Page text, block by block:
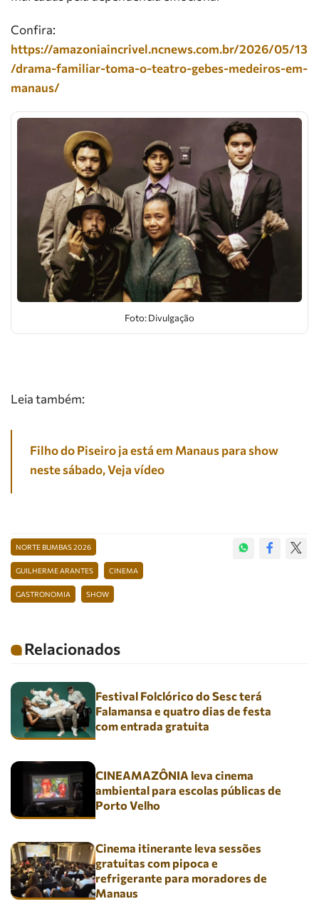
Confira:
https://amazoniaincrivel.ncnews.com.br/2026/05/13
/drama-familiar-toma-o-teatro-gebes-medeiros-em-
manaus/
Foto: Divulgação
Leia também:
Filho do Piseiro ja está em Manaus para show
neste sábado, Veja vídeo
NORTE BUMBAS 2026
GUILHERME ARANTES CINEMA
GASTRONOMIA SHOW
Relacionados
Festival Folclórico do Sesc terá
Falamansa e quatro dias de festa
com entrada gratuita
CINEAMAZÔNIA leva cinema
ambiental para escolas públicas de
Porto Velho
Cinema itinerante leva sessões
gratuitas com pipoca e
refrigerante para moradores de
Manaus